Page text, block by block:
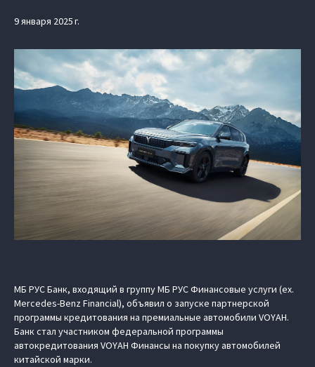
9 января 2025 г.
МБ РУС Банк, входящий в группу МБ РУС Финансовые услуги (ex.
Mercedes-Benz Financial), объявил о запуске партнерской
программы кредитования на премиальные автомобили VOYAH.
Банк стал участником федеральной программы
автокредитования VOYAH Финансы на покупку автомобилей
китайской марки.